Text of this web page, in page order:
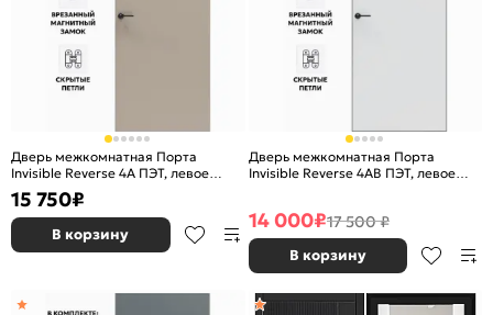
Дверь межкомнатная Порта
Invisible Reverse 4A ПЭТ, левое
открывание, Keramik Beige, глухая,
скрытая, кромка алюминиевая
матовый хром, каркасно-щитовая
15 750₽
В корзину
Дверь межкомнатная Порта
Invisible Reverse 4AB ПЭТ, левое
черная матовая, каркасно-
щитовая
14 000₽17 500 ₽
В корзину